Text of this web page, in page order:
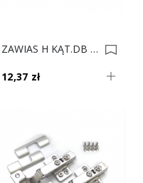
ZAWIAS H KĄT.DB 48/6 8mm 329.28.601*** 0022046
12,37 zł